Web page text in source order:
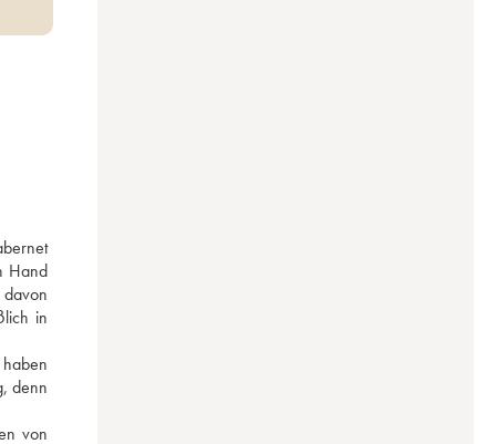
Hand
in
denn
von